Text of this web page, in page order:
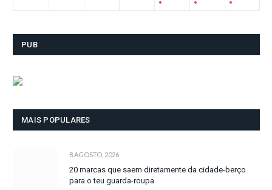
PUB
MAIS POPULARES
8 AGOSTO, 2026
20 marcas que saem diretamente da cidade-berço
para o teu guarda-roupa